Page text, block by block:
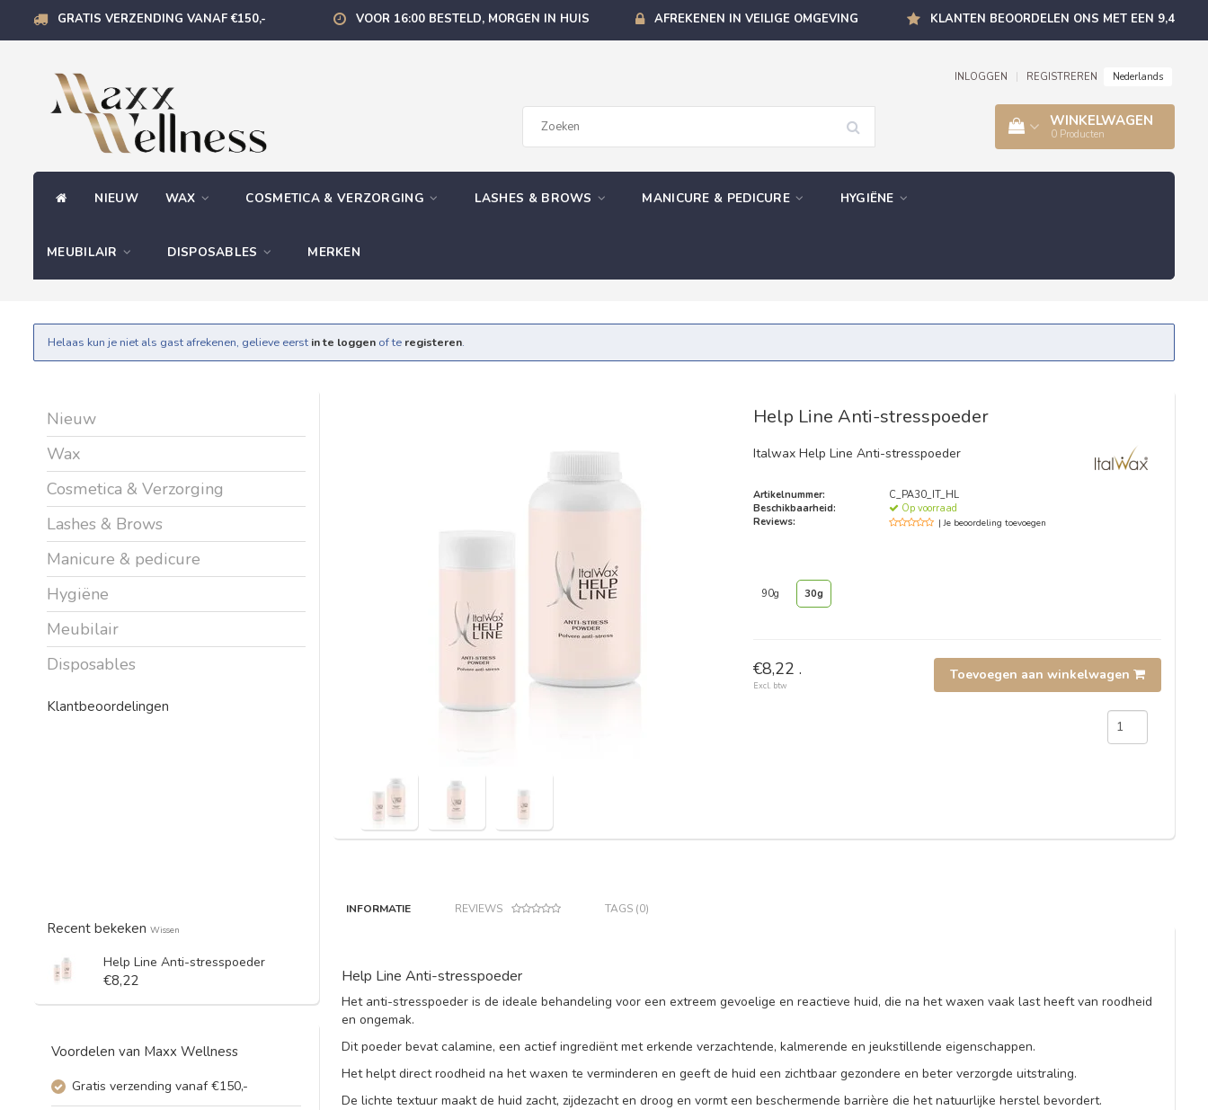
GRATIS VERZENDING VANAF €150,- VOOR 16:00 BESTELD, MORGEN IN HUIS AFREKENEN IN VEILIGE OMGEVING KLANTEN BEOORDELEN ONS MET EEN 9,4
INLOGGEN REGISTREREN Nederlands
WINKELWAGEN
0 Producten
NIEUW WAX COSMETICA & VERZORGING LASHES & BROWS MANICURE & PEDICURE HYGIËNE
MEUBILAIR DISPOSABLES MERKEN
Helaas kun je niet als gast afrekenen, gelieve eerst in te loggen of te registeren.
Nieuw
Wax
Cosmetica & Verzorging
Lashes & Brows
Manicure & pedicure
Hygiëne
Meubilair
Disposables
Klantbeoordelingen
Recent bekeken Wissen
Help Line Anti-stresspoeder
€8,22
Voordelen van Maxx Wellness
Gratis verzending vanaf €150,-
Help Line Anti-stresspoeder
Italwax Help Line Anti-stresspoeder
Artikelnummer:
C_PA30_IT_HL
Beschikbaarheid:
Op voorraad
Reviews:
| Je beoordeling toevoegen
90g 30g
€8,22 .
Excl. btw
Toevoegen aan winkelwagen
INFORMATIE REVIEWS TAGS (0)
Help Line Anti-stresspoeder
Het anti-stresspoeder is de ideale behandeling voor een extreem gevoelige en reactieve huid, die na het waxen vaak last heeft van roodheid
en ongemak.
Dit poeder bevat calamine, een actief ingrediënt met erkende verzachtende, kalmerende en jeukstillende eigenschappen.
Het helpt direct roodheid na het waxen te verminderen en geeft de huid een zichtbaar gezondere en beter verzorgde uitstraling.
De lichte textuur maakt de huid zacht, zijdezacht en droog en vormt een beschermende barrière die het natuurlijke herstel bevordert.